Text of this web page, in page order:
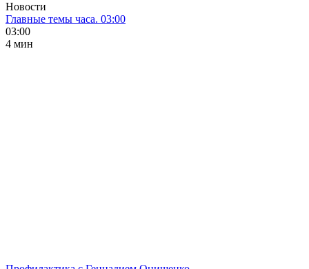
Новости
Главные темы часа. 03:00
03:00
4 мин